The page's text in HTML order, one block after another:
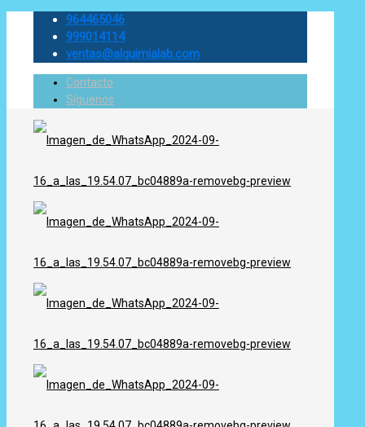
964465046
999014114
ventas@alquimialab.com
Contacto
Síguenos